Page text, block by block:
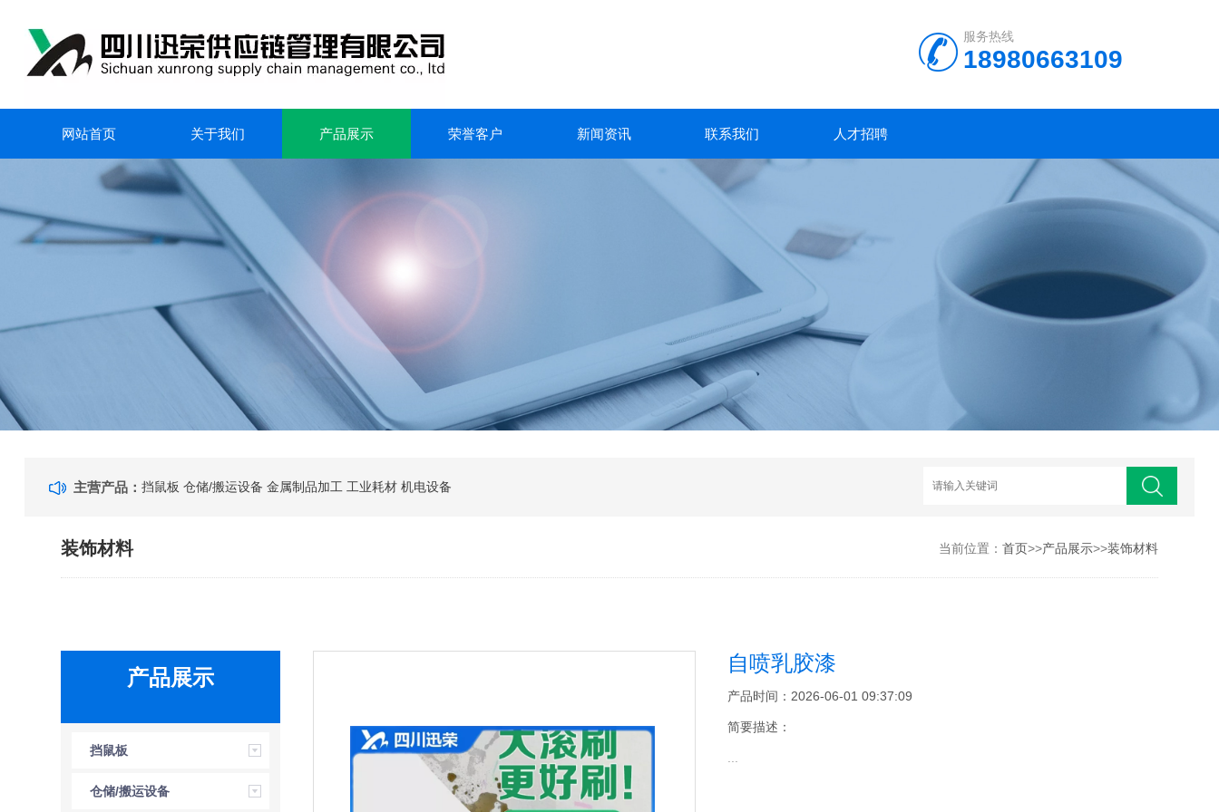
服务热线
18980663109
网站首页 关于我们 产品展示 荣誉客户 新闻资讯 联系我们 人才招聘
主营产品：挡鼠板 仓储/搬运设备 金属制品加工 工业耗材 机电设备
装饰材料 当前位置： 首页>>产品展示>>装饰材料
产品展示
挡鼠板
仓储/搬运设备
自喷乳胶漆
产品时间：2026-06-01 09:37:09
简要描述：